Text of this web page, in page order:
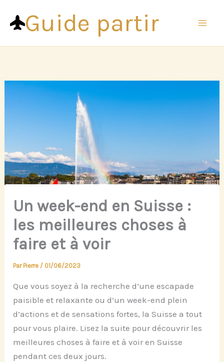
contenuGuide partir
Un week-end en Suisse :
les meilleures choses à
faire et à voir
Par Pierre / 01/06/2023
Que vous soyez à la recherche d’une escapade
paisible et relaxante ou d’un week-end plein
d’actions et de sensations fortes, la Suisse a tout
pour vous plaire. Lisez la suite pour découvrir les
meilleures choses à faire et à voir en Suisse
pendant ces deux jours.